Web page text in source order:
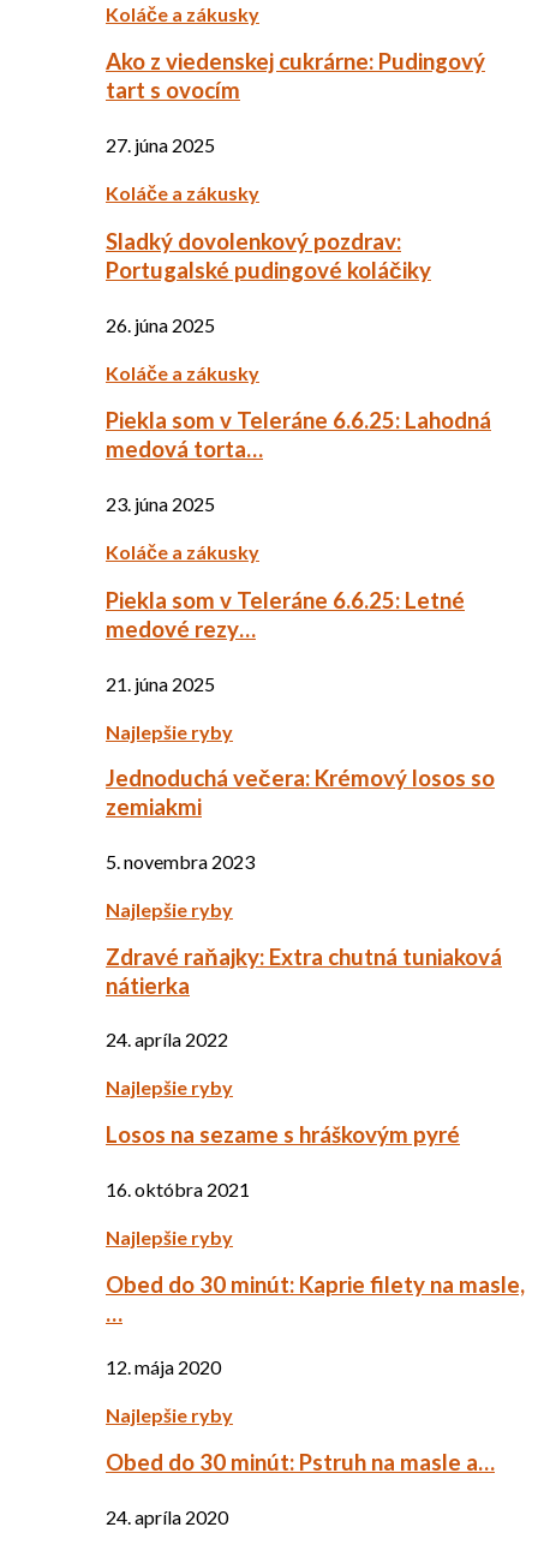
Koláče a zákusky
Ako z viedenskej cukrárne: Pudingový
tart s ovocím
27. júna 2025
Koláče a zákusky
Sladký dovolenkový pozdrav:
Portugalské pudingové koláčiky
26. júna 2025
Koláče a zákusky
Piekla som v Teleráne 6.6.25: Lahodná
medová torta…
23. júna 2025
Koláče a zákusky
Piekla som v Teleráne 6.6.25: Letné
medové rezy…
21. júna 2025
Najlepšie ryby
Jednoduchá večera: Krémový losos so
zemiakmi
5. novembra 2023
Najlepšie ryby
Zdravé raňajky: Extra chutná tuniaková
nátierka
24. apríla 2022
Najlepšie ryby
Losos na sezame s hráškovým pyré
16. októbra 2021
Najlepšie ryby
Obed do 30 minút: Kaprie filety na masle,
…
12. mája 2020
Najlepšie ryby
Obed do 30 minút: Pstruh na masle a…
24. apríla 2020